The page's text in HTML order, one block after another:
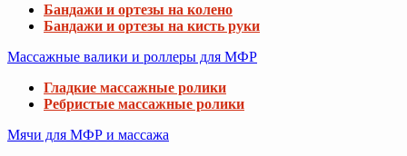
Бандажи и ортезы на колено
Бандажи и ортезы на кисть руки
Массажные валики и роллеры для МФР
Гладкие массажные ролики
Ребристые массажные ролики
Мячи для МФР и массажа